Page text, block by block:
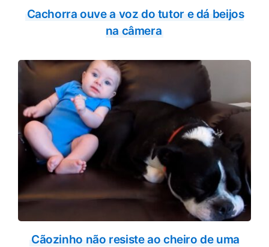
Cachorra ouve a voz do tutor e dá beijos
na câmera
Cãozinho não resiste ao cheiro de uma